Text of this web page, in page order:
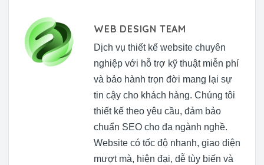
WEB DESIGN TEAM
Dịch vụ thiết kế website chuyên
nghiệp với hỗ trợ kỹ thuật miễn phí
và bảo hành trọn đời mang lại sự
tin cậy cho khách hàng. Chúng tôi
thiết kế theo yêu cầu, đảm bảo
chuẩn SEO cho đa ngành nghề.
Website có tốc độ nhanh, giao diện
mượt mà, hiện đại, dễ tùy biến và